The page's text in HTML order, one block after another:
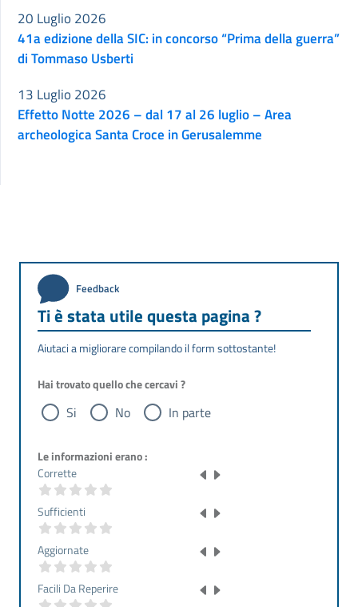
41a edizione della SIC: in concorso “Prima della guerra”
di Tommaso Usberti
20 Luglio 2026
Effetto Notte 2026 – dal 17 al 26 luglio – Area
archeologica Santa Croce in Gerusalemme
13 Luglio 2026
Feedback
Ti è stata utile questa pagina ?
Aiutaci a migliorare compilando il form sottostante!
Hai trovato quello che cercavi ?
Si No In parte
Le informazioni erano :
Corrette
Sufficienti
Aggiornate
Facili Da Reperire